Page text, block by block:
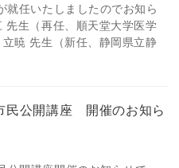
就任いたしましたのでお知ら
先生（再任、順天堂大学医学
暁 先生（新任、静岡県立静
民公開講座 開催のお知ら